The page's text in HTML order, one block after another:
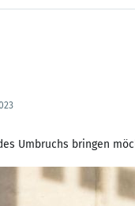
Umbruchs bringen